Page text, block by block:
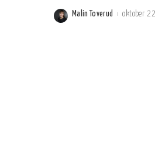
Postat
Malin Toverud oktober